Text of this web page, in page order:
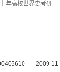
年高校世界史考研
2009-